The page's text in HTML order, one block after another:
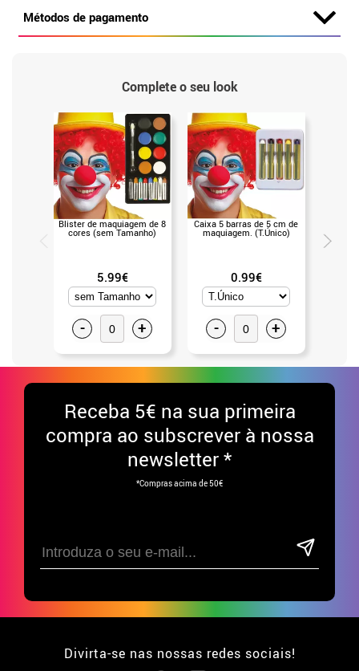
Métodos de pagamento
Complete o seu look
Blister de maquiagem de 8
cores (sem Tamanho)
5.99€
- +
Caixa 5 barras de 5 cm de
maquiagem. (T.Único)
0.99€
- +
Receba 5€ na sua primeira
compra ao subscrever à nossa
newsletter *
*Compras acima de 50€
Divirta-se nas nossas redes sociais!